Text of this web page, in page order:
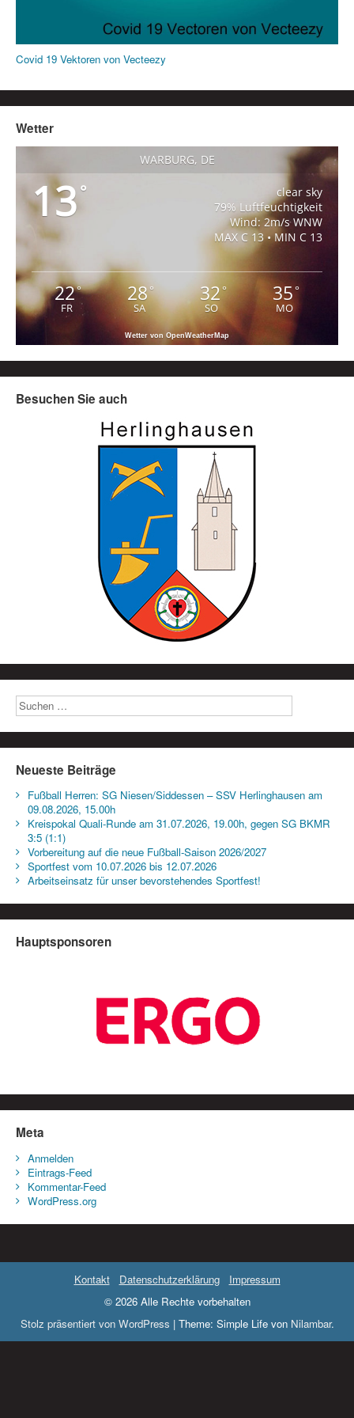
Covid 19 Vektoren von Vecteezy
Wetter
WARBURG, DE
13°
clear sky
79% Luftfeuchtigkeit
Wind: 2m/s WNW
MAX C 13 • MIN C 13
22°
FR
28°
SA
32°
SO
35°
MO
Wetter von OpenWeatherMap
Besuchen Sie auch
Neueste Beiträge
Fußball Herren: SG Niesen/Siddessen – SSV Herlinghausen am
09.08.2026, 15.00h
Kreispokal Quali-Runde am 31.07.2026, 19.00h, gegen SG BKMR
3:5 (1:1)
Vorbereitung auf die neue Fußball-Saison 2026/2027
Sportfest vom 10.07.2026 bis 12.07.2026
Arbeitseinsatz für unser bevorstehendes Sportfest!
Hauptsponsoren
Meta
Anmelden
Eintrags-Feed
Kommentar-Feed
WordPress.org
Kontakt Datenschutzerklärung
Impressum
© 2026 Alle Rechte vorbehalten
Stolz präsentiert von WordPress | Theme: Simple Life von Nilambar.